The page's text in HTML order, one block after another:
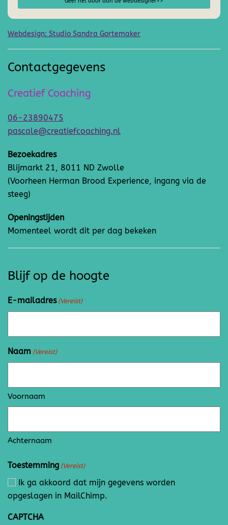
Webdesign: Studio Sandra Gortemaker
Contactgegevens
Creatief Coaching
06-23890475
pascale@creatiefcoaching.nl
Bezoekadres
Blijmarkt 21, 8011 ND Zwolle
(Voorheen Herman Brood Experience, ingang via de
steeg)
Openingstijden
Momenteel wordt dit per dag bekeken
Blijf op de hoogte
E-mailadres (Vereist)
Naam (Vereist)
Voornaam
Achternaam
Toestemming (Vereist)
Ik ga akkoord dat mijn gegevens worden
opgeslagen in MailChimp.
CAPTCHA